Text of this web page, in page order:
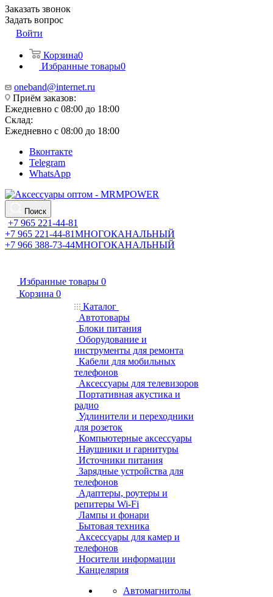
Заказать звонок
Задать вопрос
Войти
Корзина0
Избранные товары0
oneband@internet.ru
Приём заказов:
Ежедневно с 08:00 до 18:00
Склад:
Ежедневно с 08:00 до 18:00
Вконтакте
Telegram
WhatsApp
Поиск
+7 965 221-44-81
+7 965 221-44-81МНОГОКАНАЛЬНЫЙ
+7 966 388-73-44МНОГОКАНАЛЬНЫЙ
Избранные товары 0
Корзина 0
Каталог
Автотовары
Блоки питания
Оборудование и
инструменты для ремонта
Кабели для мобильных
телефонов
Аксессуары для телевизоров
Портативная акустика и
радио
Удлинители и переходники
для розеток
Компьютерные аксессуары
Наушники и гарнитуры
Источники питания
Зарядные устройства для
телефонов
Адаптеры, роутеры и
репитеры Wi-Fi
Лампы и фонари
Бытовая техника
Аксессуары для камер и
телефонов
Носители информации
Канцелярия
Автомагнитолы